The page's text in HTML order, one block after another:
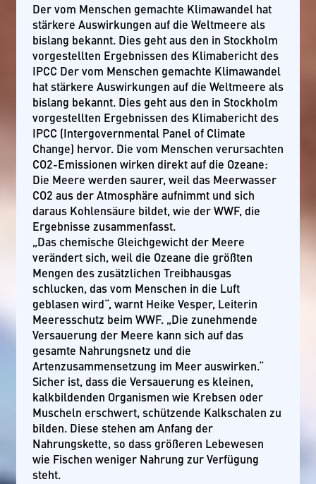
Der vom Menschen gemachte Klimawandel hat
stärkere Auswirkungen auf die Weltmeere als
bislang bekannt. Dies geht aus den in Stockholm
vorgestellten Ergebnissen des Klimabericht des
IPCC Der vom Menschen gemachte Klimawandel
hat stärkere Auswirkungen auf die Weltmeere als
bislang bekannt. Dies geht aus den in Stockholm
vorgestellten Ergebnissen des Klimabericht des
IPCC (Intergovernmental Panel of Climate
Change) hervor. Die vom Menschen verursachten
CO2-Emissionen wirken direkt auf die Ozeane:
Die Meere werden saurer, weil das Meerwasser
CO2 aus der Atmosphäre aufnimmt und sich
daraus Kohlensäure bildet, wie der WWF, die
Ergebnisse zusammenfasst.
„Das chemische Gleichgewicht der Meere
verändert sich, weil die Ozeane die größten
Mengen des zusätzlichen Treibhausgas
schlucken, das vom Menschen in die Luft
geblasen wird“, warnt Heike Vesper, Leiterin
Meeresschutz beim WWF. „Die zunehmende
Versauerung der Meere kann sich auf das
gesamte Nahrungsnetz und die
Artenzusammensetzung im Meer auswirken.“
Sicher ist, dass die Versauerung es kleinen,
kalkbildenden Organismen wie Krebsen oder
Muscheln erschwert, schützende Kalkschalen zu
bilden. Diese stehen am Anfang der
Nahrungskette, so dass größeren Lebewesen
wie Fischen weniger Nahrung zur Verfügung
steht.